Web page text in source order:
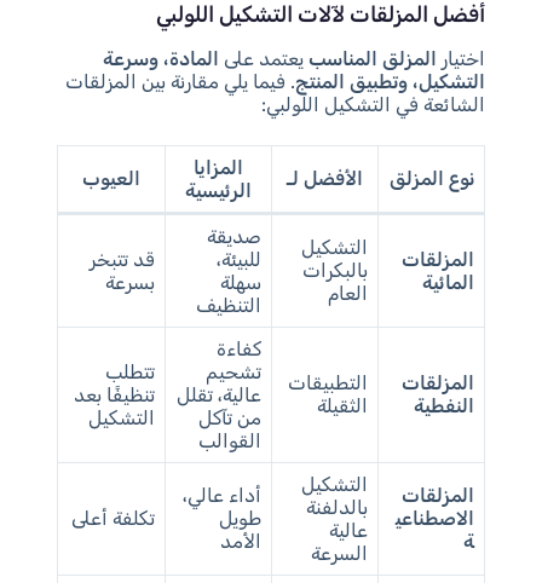
أفضل المزلقات لآلات التشكيل اللولبي
اختيار المزلق المناسب يعتمد على المادة، وسرعة
التشكيل، وتطبيق المنتج. فيما يلي مقارنة بين المزلقات
الشائعة في التشكيل اللولبي:
نوع المزلق الأفضل لـ
المزايا
الرئيسية
العيوب
المزلقات
المائية
التشكيل
بالبكرات
العام
صديقة
للبيئة،
سهلة
التنظيف
قد تتبخر
بسرعة
المزلقات
النفطية
التطبيقات
الثقيلة
كفاءة
تشحيم
عالية، تقلل
من تآكل
القوالب
تتطلب
تنظيفًا بعد
التشكيل
المزلقات
الاصطناعي
ة
التشكيل
بالدلفنة
عالية
السرعة
أداء عالي،
طويل
الأمد
تكلفة أعلى